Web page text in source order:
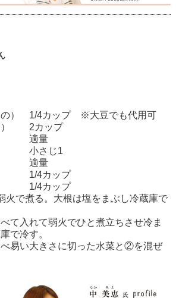
の） 1/4カップ ※大豆でも代用可
） 2カップ
量
さじ1
量
ップ
1/4カップ
で煮る。大根は塩をまぶし冷蔵庫で
て入れて弱火でひと煮立ちさせ冷ま
で冷す。
易い大きさに切った水菜と②を混ぜ